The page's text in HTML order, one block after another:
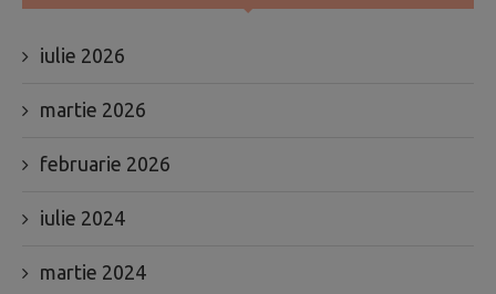
iulie 2026
martie 2026
februarie 2026
iulie 2024
martie 2024